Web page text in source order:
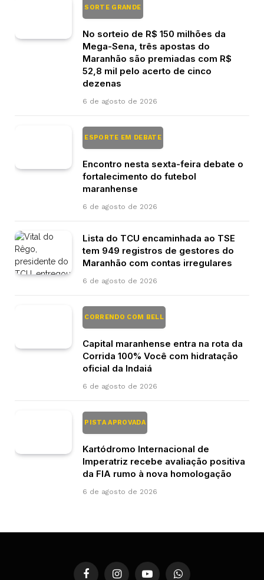
SORTE GRANDE
No sorteio de R$ 150 milhões da
Mega-Sena, três apostas do
Maranhão são premiadas com R$
52,8 mil pelo acerto de cinco
dezenas
6 de agosto de 2026
ESPORTE EM DEBATE
Encontro nesta sexta-feira debate o
fortalecimento do futebol
maranhense
6 de agosto de 2026
Lista do TCU encaminhada ao TSE
tem 949 registros de gestores do
Maranhão com contas irregulares
6 de agosto de 2026
CORRENDO COM BELL
Capital maranhense entra na rota da
Corrida 100% Você com hidratação
oficial da Indaiá
6 de agosto de 2026
PISTA APROVADA
Kartódromo Internacional de
Imperatriz recebe avaliação positiva
da FIA rumo à nova homologação
6 de agosto de 2026